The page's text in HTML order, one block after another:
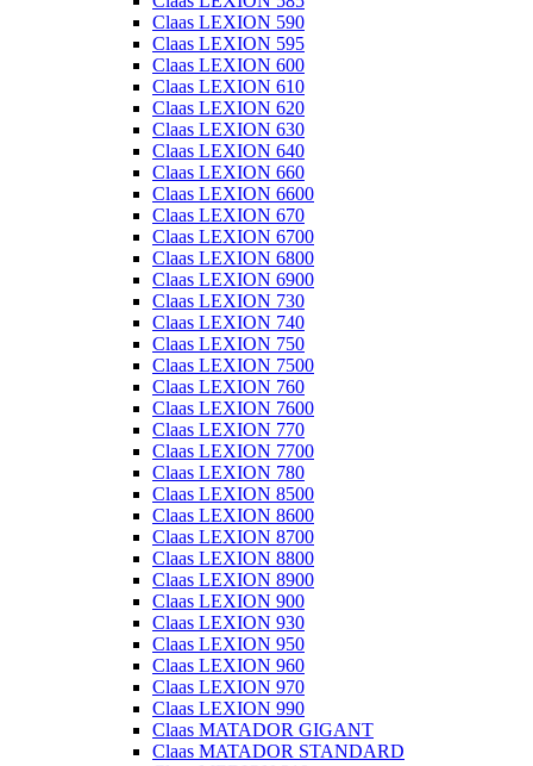
Claas LEXION 590
Claas LEXION 595
Claas LEXION 600
Claas LEXION 610
Claas LEXION 620
Claas LEXION 630
Claas LEXION 640
Claas LEXION 660
Claas LEXION 6600
Claas LEXION 670
Claas LEXION 6700
Claas LEXION 6800
Claas LEXION 6900
Claas LEXION 730
Claas LEXION 740
Claas LEXION 750
Claas LEXION 7500
Claas LEXION 760
Claas LEXION 7600
Claas LEXION 770
Claas LEXION 7700
Claas LEXION 780
Claas LEXION 8500
Claas LEXION 8600
Claas LEXION 8700
Claas LEXION 8800
Claas LEXION 8900
Claas LEXION 900
Claas LEXION 930
Claas LEXION 950
Claas LEXION 960
Claas LEXION 970
Claas LEXION 990
Claas MATADOR GIGANT
Claas MATADOR STANDARD